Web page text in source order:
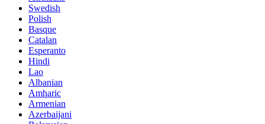
Swedish
Polish
Basque
Catalan
Esperanto
Hindi
Lao
Albanian
Amharic
Armenian
Azerbaijani